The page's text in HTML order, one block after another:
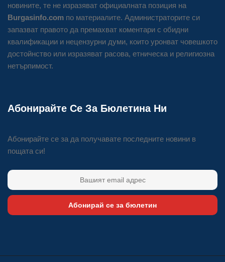
новините, те не изразяват официалната позиция на
Burgasinfo.com по материалите. Администраторите си
запазват правото да премахват коментари с обидни
квалификации и нецензурни думи, които уронват човешкото
достойнство или изразяват расова, етническа и религиозна
нетърпимост.
Абонирайте Се За Бюлетина Ни
Абонирайте се за да получавате последните новини в
пощата си!
Абонирай се за бюлетин